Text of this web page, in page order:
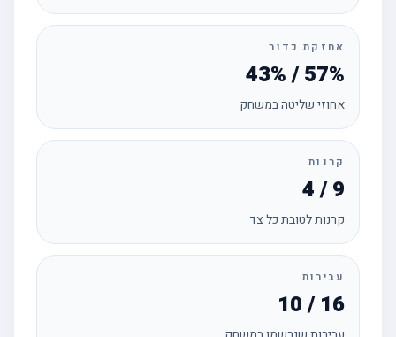
אחזקת כדור
43% / 57%
אחוזי שליטה במשחק
קרנות
4 / 9
קרנות לטובת כל צד
עבירות
10 / 16